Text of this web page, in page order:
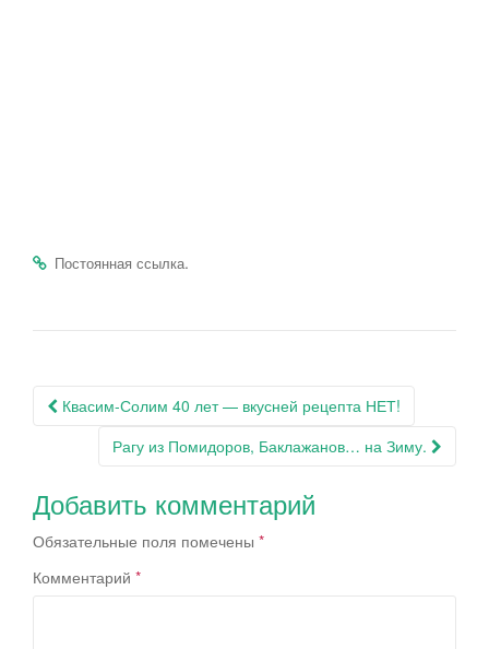
Постоянная ссылка.
Навигация
записям
Квасим-Солим 40 лет — вкусней рецепта НЕТ!
Рагу из Помидоров, Баклажанов… на Зиму.
Добавить комментарий
Обязательные поля помечены *
Комментарий *